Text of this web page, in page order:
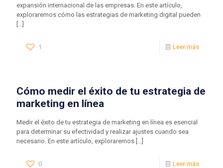
expansión internacional de las empresas. En este artículo,
exploraremos cómo las estrategias de marketing digital pueden
[…]
1 Leer más
Cómo medir el éxito de tu estrategia de
marketing en línea
Medir el éxito de tu estrategia de marketing en línea es esencial
para determinar su efectividad y realizar ajustes cuando sea
necesario. En este artículo, exploraremos […]
0 Leer más